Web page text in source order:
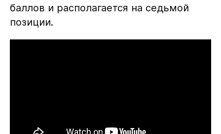
баллов и располагается на седьмой
позиции.